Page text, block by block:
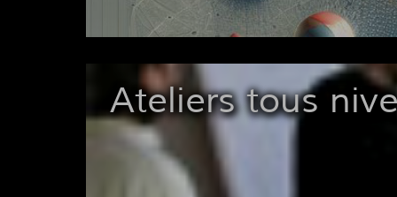
Ateliers tous